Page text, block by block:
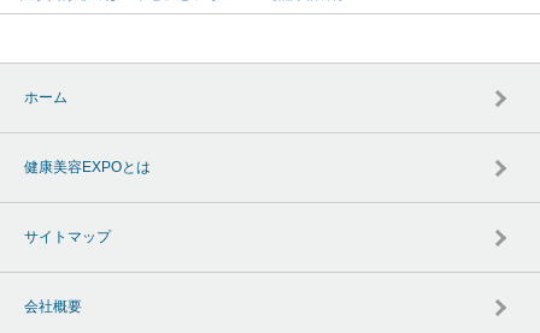
ホーム
健康美容EXPOとは
サイトマップ
会社概要